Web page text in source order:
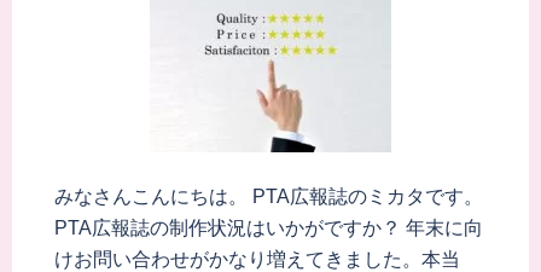
みなさんこんにちは。 PTA広報誌のミカタです。
PTA広報誌の制作状況はいかがですか？ 年末に向
けお問い合わせがかなり増えてきました。本当